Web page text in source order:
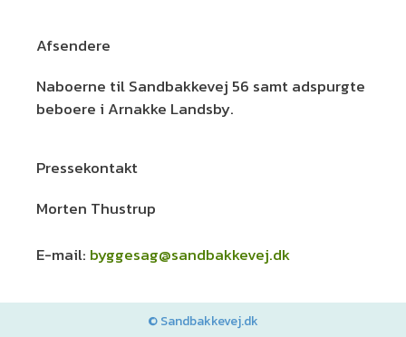
Afsendere
Naboerne til Sandbakkevej 56 samt adspurgte
beboere i Arnakke Landsby.
Pressekontakt
Morten Thustrup
E-mail: byggesag@sandbakkevej.dk